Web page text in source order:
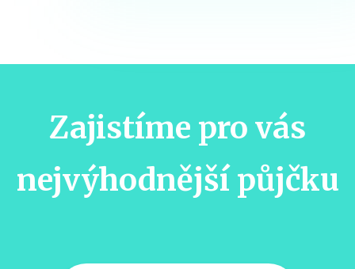
Zajistíme pro vás
nejvýhodnější půjčku